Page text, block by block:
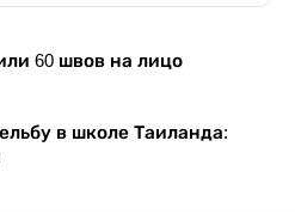
60 швов на лицо
в школе Таиланда: